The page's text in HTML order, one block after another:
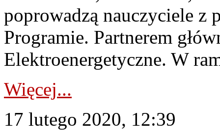
poprowadzą nauczyciele z
Programie. Partnerem
Elektroenergetyczne. W
Więcej...
17 lutego 2020, 12:39